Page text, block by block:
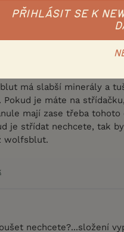
má slabší minerály a
Pokud je máte na
mají zase třeba tohoto
je střídat nechcete, tak
wolfsblut.
nechcete?...složení
PŘIHLÁSIT SE K